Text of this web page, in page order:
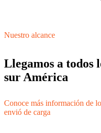
Nuestro alcance
Llegamos a todos
sur América
Conoce más información de
envió de carga